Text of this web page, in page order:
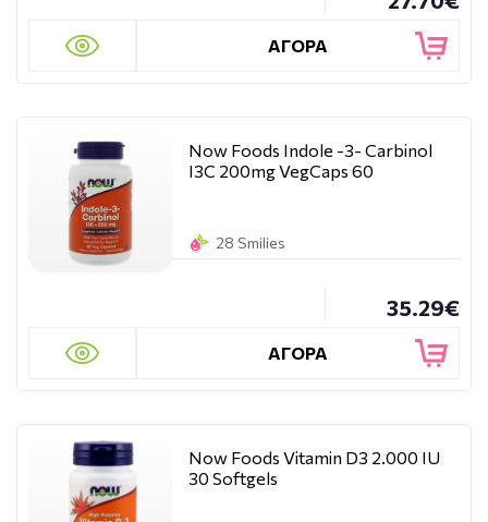
ΑΓΟΡΑ
Now Foods Indole -3- Carbinol
I3C 200mg VegCaps 60
28 Smilies
35.29€
ΑΓΟΡΑ
Now Foods Vitamin D3 2.000 IU
30 Softgels